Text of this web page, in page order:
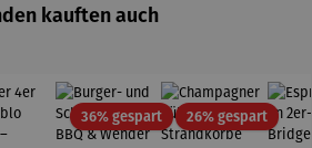
kauften auch
36% gespartRabatt26% gespartRabatt